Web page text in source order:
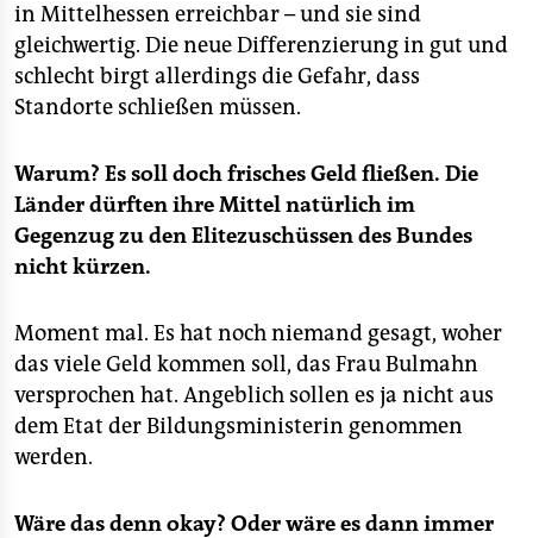
in Mittelhessen erreichbar – und sie sind
gleichwertig. Die neue Differenzierung in gut und
schlecht birgt allerdings die Gefahr, dass
Standorte schließen müssen.
Warum? Es soll doch frisches Geld fließen. Die
Länder dürften ihre Mittel natürlich im
Gegenzug zu den Elitezuschüssen des Bundes
nicht kürzen.
Moment mal. Es hat noch niemand gesagt, woher
das viele Geld kommen soll, das Frau Bulmahn
versprochen hat. Angeblich sollen es ja nicht aus
dem Etat der Bildungsministerin genommen
werden.
Wäre das denn okay? Oder wäre es dann immer